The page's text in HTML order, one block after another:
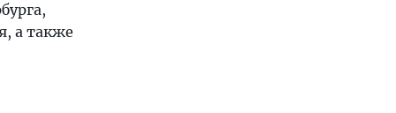
а также